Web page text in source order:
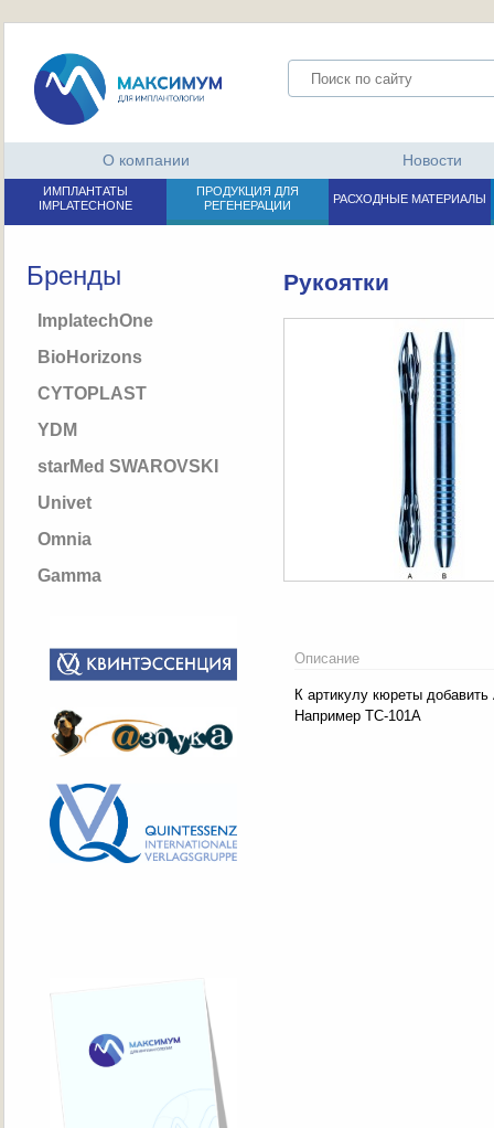
О компании Новости
ИМПЛАНТАТЫ
IMPLATECHONE
ПРОДУКЦИЯ ДЛЯ
РЕГЕНЕРАЦИИ
РАСХОДНЫЕ МАТЕРИАЛЫ
Бренды
ImplatechOne
BioHorizons
CYTOPLAST
YDM
starMed SWAROVSKI
Univet
Omnia
Gamma
Рукоятки
Описание
К артикулу кюреты
Например TC-101A